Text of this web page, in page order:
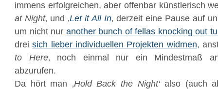
immens erfolgreichen, aber offenbar künstlerisch
at Night‚ und ‚Let it All In‚ derzeit eine Pause auf
um nicht nur another bunch of fellas knocking out
dreisich lieber individuellen Projekten widmen,
to Here‚ noch einmal nur ein Mindestmaß an
abzurufen.
Da hört man ‚Hold Back the Night‘also (auch